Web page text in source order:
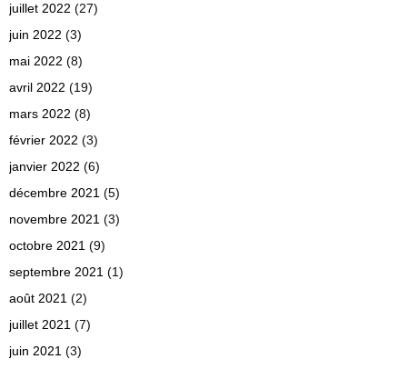
juillet 2022 (27)
juin 2022 (3)
mai 2022 (8)
avril 2022 (19)
mars 2022 (8)
février 2022 (3)
janvier 2022 (6)
décembre 2021 (5)
novembre 2021 (3)
octobre 2021 (9)
septembre 2021 (1)
août 2021 (2)
juillet 2021 (7)
juin 2021 (3)